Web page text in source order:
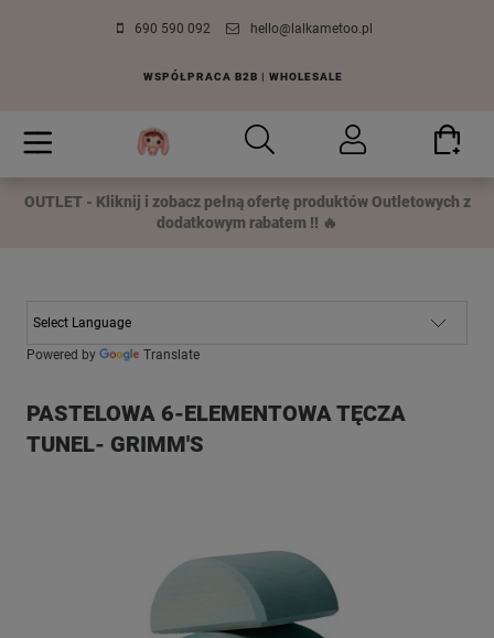
690 590 092 hello@lalkametoo.pl
WSPÓŁPRACA B2B | WHOLESALE
OUTLET - Kliknij i zobacz pełną ofertę produktów Outletowych z
dodatkowym rabatem !! 🔥
Powered by Translate
PASTELOWA 6-ELEMENTOWA TĘCZA
TUNEL- GRIMM'S